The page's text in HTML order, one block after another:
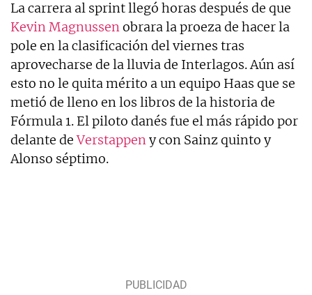
La carrera al sprint llegó horas después de que
Kevin Magnussenobrara la proeza de hacer la
pole en la clasificación del viernes tras
aprovecharse de la lluvia de Interlagos. Aún así
esto no le quita mérito a un equipo Haas que se
metió de lleno en los libros de la historia de
Fórmula 1. El piloto danés fue el más rápido por
delante deVerstappeny con Sainz quinto y
Alonso séptimo.